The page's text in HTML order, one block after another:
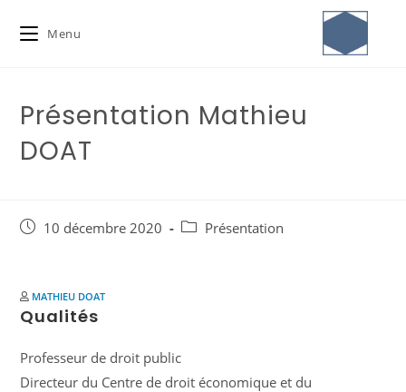
Menu
Présentation Mathieu
DOAT
10 décembre 2020 Présentation
MATHIEU DOAT
Qualités
Professeur de droit public
Directeur du Centre de droit économique et du